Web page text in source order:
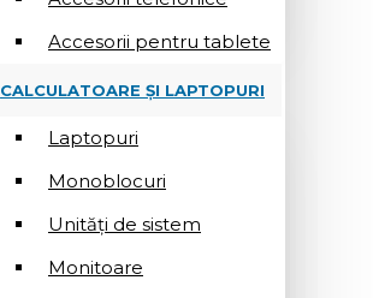
Accesorii pentru tablete
CALCULATOARE ȘI LAPTOPURI
Laptopuri
Monoblocuri
Unități de sistem
Monitoare